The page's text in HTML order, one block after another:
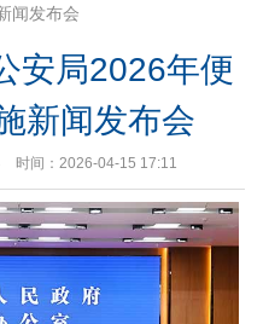
闻发布会
安局2026年便
新闻发布会
时间：2026-04-15 17:11